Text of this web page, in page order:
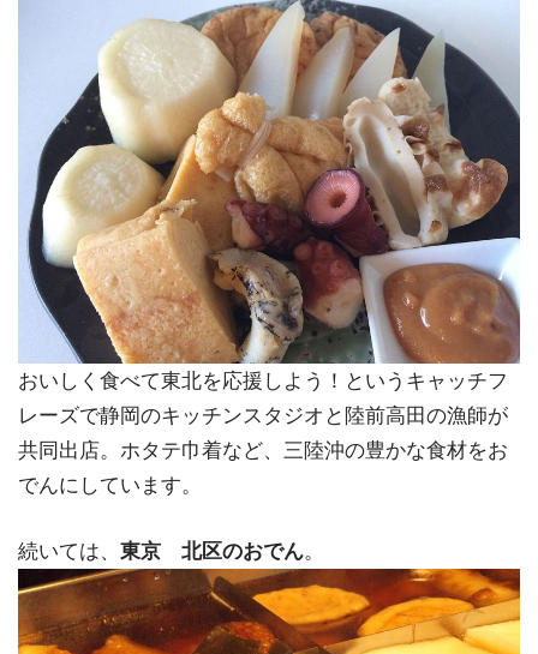
おいしく食べて東北を応援しよう！というキャッチフ
レーズで静岡のキッチンスタジオと陸前高田の漁師が
共同出店。ホタテ巾着など、三陸沖の豊かな食材をお
でんにしています。
続いては、 東京 北区のおでん。